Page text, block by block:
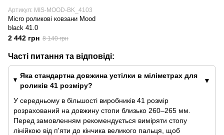
Артикул: MIS-MOOD-BK_4103
Micro роликові ковзани Mood
black 41.0
2 442 грн 8 140 грн
Часті питання та відповіді:
Яка стандартна довжина устілки в міліметрах для
роликів 41 розміру?
У середньому в більшості виробників 41 розмір
розрахований на довжину стопи близько 260–265 мм.
Перед замовленням рекомендується виміряти стопу
лінійкою від п'яти до кінчика великого пальця, щоб